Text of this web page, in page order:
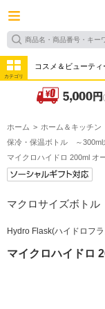
カテゴリ
コスメ＆ビューティ
ホーム ホーム＆キッチン
保冷・保温ボトル ～300ml
マイクロハイドロ 200ml オ
マクロサイズボトル
Hydro Flask(ハイドロフ
マイクロハイドロ